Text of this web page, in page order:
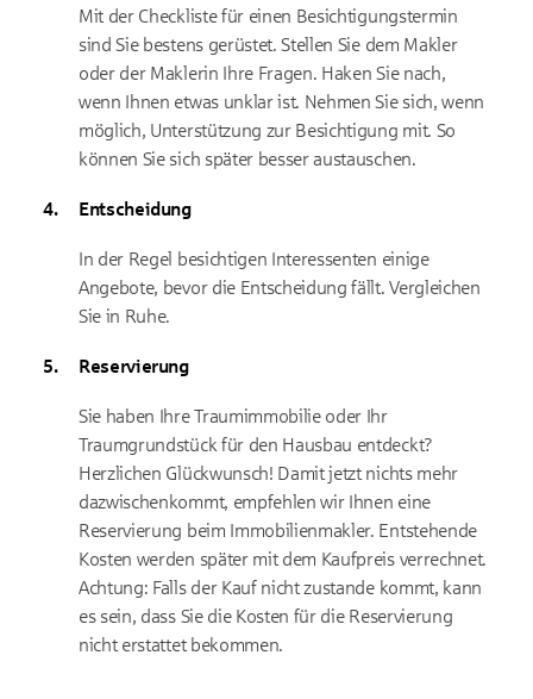
Mit der Checkliste für einen Besichtigungstermin
sind Sie bestens gerüstet. Stellen Sie dem Makler
oder der Maklerin Ihre Fragen. Haken Sie nach,
wenn Ihnen etwas unklar ist. Nehmen Sie sich, wenn
möglich, Unterstützung zur Besichtigung mit. So
können Sie sich später besser austauschen.
Entscheidung
In der Regel besichtigen Interessenten einige
Angebote, bevor die Entscheidung fällt. Vergleichen
Sie in Ruhe.
Reservierung
Sie haben Ihre Traumimmobilie oder Ihr
Traumgrundstück für den Hausbau entdeckt?
Herzlichen Glückwunsch! Damit jetzt nichts mehr
dazwischenkommt, empfehlen wir Ihnen eine
Reservierung beim Immobilienmakler. Entstehende
Kosten werden später mit dem Kaufpreis verrechnet.
Achtung: Falls der Kauf nicht zustande kommt, kann
es sein, dass Sie die Kosten für die Reservierung
nicht erstattet bekommen.